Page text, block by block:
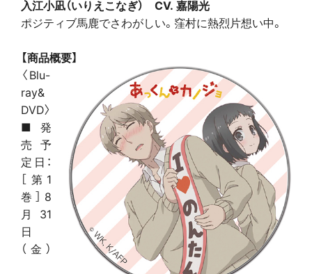
入江小凪（いりえこなぎ） CV. 嘉陽光
ポジティブ馬鹿でさわがしい。窪村に熱烈片想い中。
【商品概要】
〈Blu-
ray&
DVD〉
■発
売予
定日：
［第1
巻］8
月31
日
（金）